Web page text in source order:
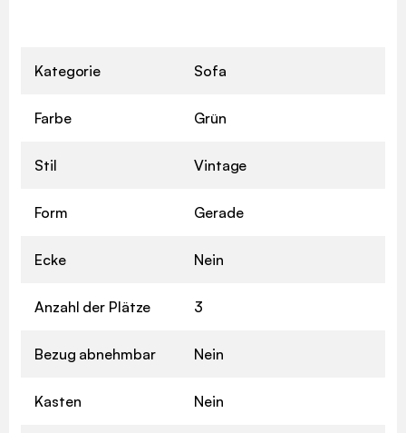
Kategorie Sofa
Farbe Grün
Stil Vintage
Form Gerade
Ecke Nein
Anzahl der Plätze 3
Bezug abnehmbar Nein
Kasten Nein